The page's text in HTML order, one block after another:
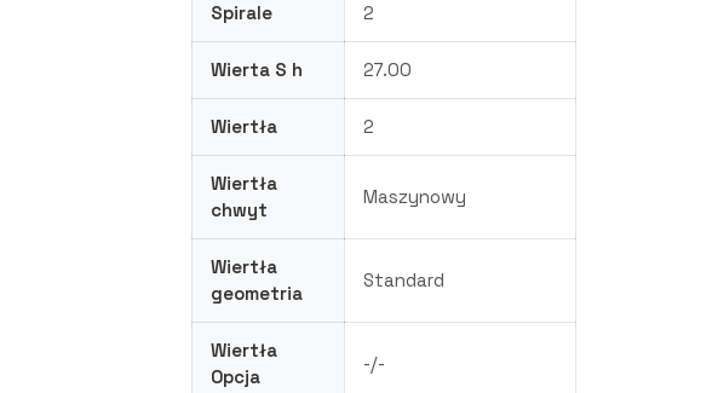
Spirale 2
Wierta S h 27.00
Wiertła 2
Wiertła
chwyt
Maszynowy
Wiertła
geometria
Standard
Wiertła
Opcja
-/-